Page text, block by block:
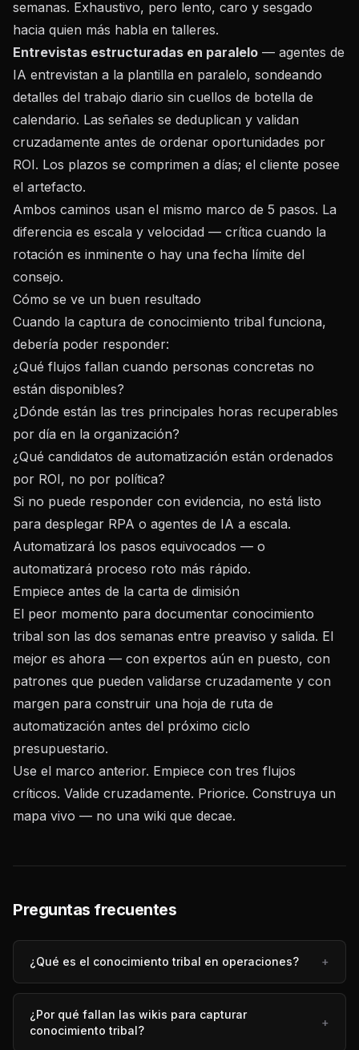
semanas. Exhaustivo, pero lento, caro y sesgado
hacia quien más habla en talleres.
Entrevistas estructuradas en paralelo — agentes de
IA entrevistan a la plantilla en paralelo, sondeando
detalles del trabajo diario sin cuellos de botella de
calendario. Las señales se deduplican y validan
cruzadamente antes de ordenar oportunidades por
ROI. Los plazos se comprimen a días; el cliente posee
el artefacto.
Ambos caminos usan el mismo marco de 5 pasos. La
diferencia es escala y velocidad — crítica cuando la
rotación es inminente o hay una fecha límite del
consejo.
Cómo se ve un buen resultado
Cuando la captura de conocimiento tribal funciona,
debería poder responder:
¿Qué flujos fallan cuando personas concretas no
están disponibles?
¿Dónde están las tres principales horas recuperables
por día en la organización?
¿Qué candidatos de automatización están ordenados
por ROI, no por política?
Si no puede responder con evidencia, no está listo
para desplegar RPA o agentes de IA a escala.
Automatizará los pasos equivocados — o
automatizará proceso roto más rápido.
Empiece antes de la carta de dimisión
El peor momento para documentar conocimiento
tribal son las dos semanas entre preaviso y salida. El
mejor es ahora — con expertos aún en puesto, con
patrones que pueden validarse cruzadamente y con
margen para construir una hoja de ruta de
automatización antes del próximo ciclo
presupuestario.
Use el marco anterior. Empiece con tres flujos
críticos. Valide cruzadamente. Priorice. Construya un
mapa vivo — no una wiki que decae.
Preguntas frecuentes
¿Qué es el conocimiento tribal en operaciones? +
¿Por qué fallan las wikis para capturar
conocimiento tribal?
+